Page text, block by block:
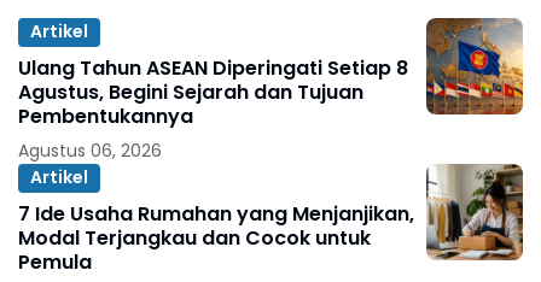
Artikel
Ulang Tahun ASEAN Diperingati Setiap 8
Agustus, Begini Sejarah dan Tujuan
Pembentukannya
Agustus 06, 2026
Artikel
7 Ide Usaha Rumahan yang Menjanjikan,
Modal Terjangkau dan Cocok untuk
Pemula